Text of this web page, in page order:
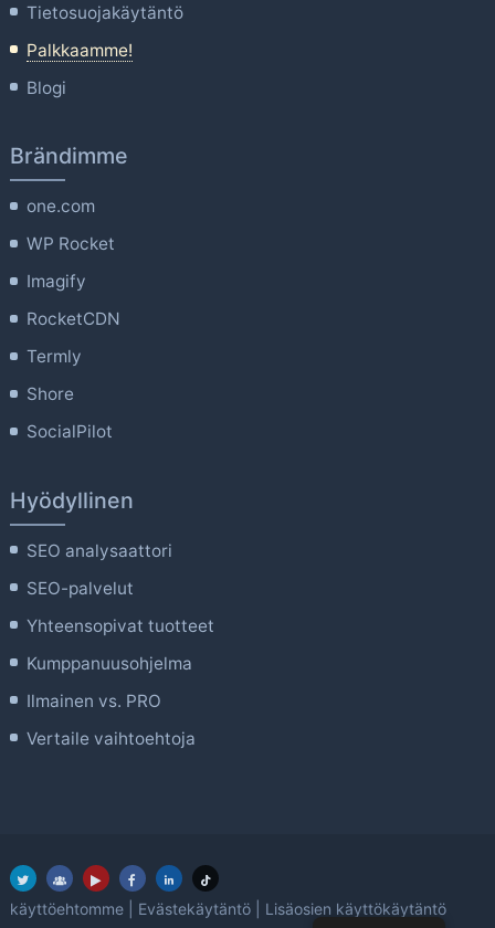
Tietosuojakäytäntö
Palkkaamme!
Blogi
Brändimme
one.com
WP Rocket
Imagify
RocketCDN
Termly
Shore
SocialPilot
Hyödyllinen
SEO analysaattori
SEO-palvelut
Yhteensopivat tuotteet
Kumppanuusohjelma
Ilmainen vs. PRO
Vertaile vaihtoehtoja
käyttöehtomme Evästekäytäntö
Lisäosien käyttökäytäntö